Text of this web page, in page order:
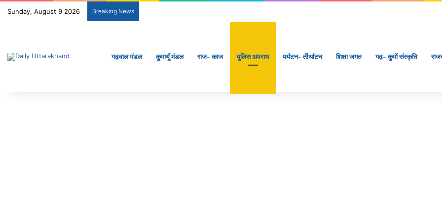
Sunday, August 9 2026 Breaking News
गढ़वाल मंडल कुमायूँ मंडल राज- काज पुलिस अपराध पर्यटन- तीर्थाटन शिक्षा जगत गढ़- कुमों संस्कृति